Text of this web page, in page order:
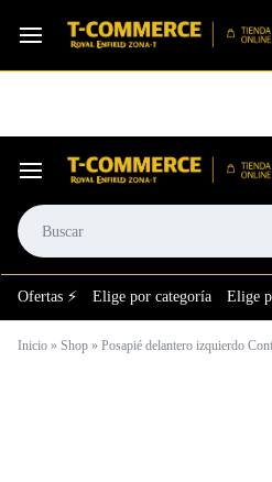
⚙️El taller más grande de LATAM
Ofertas ⚡ Elige por categoría Elige
Inicio » Shop » Posapié delantero izquierdo